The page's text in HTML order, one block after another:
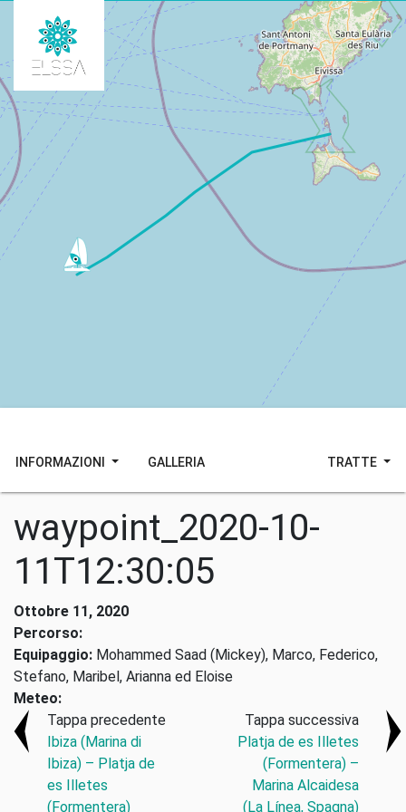
INFORMAZIONI GALLERIA TRATTE
waypoint_2020-10-
11T12:30:05
Ottobre 11, 2020
Percorso:
Equipaggio: Mohammed Saad (Mickey), Marco, Federico,
Stefano, Maribel, Arianna ed Eloise
Meteo:
Tappa precedente
Ibiza (Marina di
Ibiza) – Platja de
es Illetes
(Formentera)
Tappa successiva
Platja de es Illetes
(Formentera) –
Marina Alcaidesa
(La Línea, Spagna)